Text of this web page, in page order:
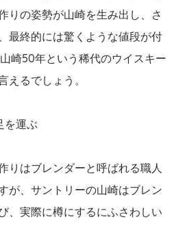
りの姿勢が山崎を生み出し、さ
最終的には驚くような値段が付
崎50年という稀代のウイスキー
えるでしょう。
を運ぶ
りはブレンダーと呼ばれる職人
が、サントリーの山崎はブレン
、実際に樽にするにふさわしい